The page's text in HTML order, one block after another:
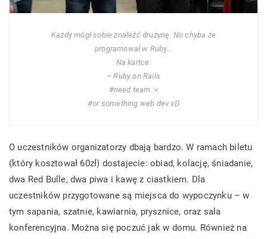
Każdy mógł sobie znaleźć drużynę. No chyba że
programował w Ruby…
Na kartce:
– Ruby on Rails
#need team :<
#or something web dev xD
O uczestników organizatorzy dbają bardzo. W ramach biletu
(który kosztował 60zł) dostajecie: obiad, kolację, śniadanie,
dwa Red Bulle, dwa piwa i kawę z ciastkiem. Dla
uczestników przygotowane są miejsca do wypoczynku – w
tym sapania, szatnie, kawiarnia, prysznice, oraz sala
konferencyjna. Można się poczuć jak w domu. Również na